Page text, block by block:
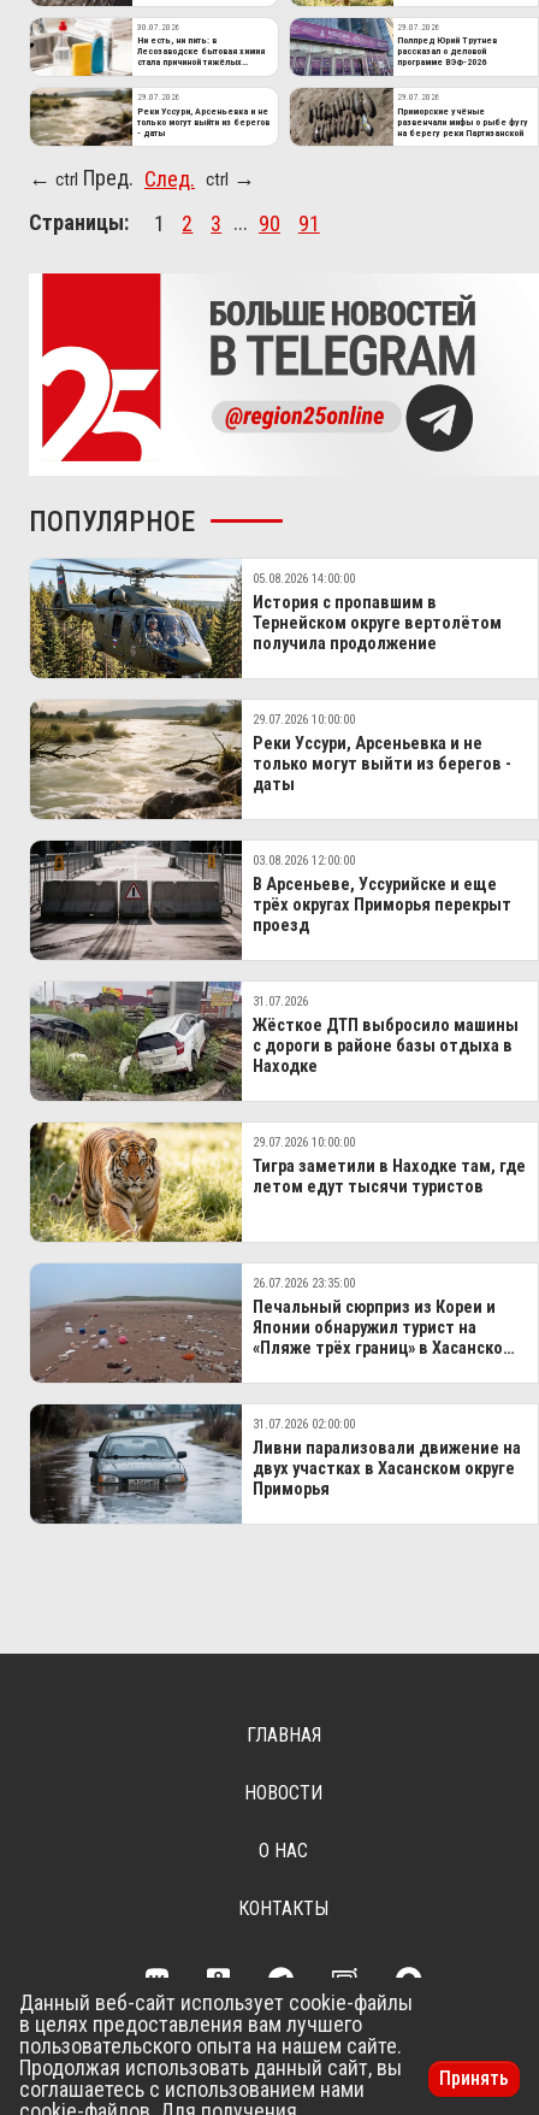
30.07.2026
Ни есть, ни пить: в
Лесозаводске бытовая химия
стала причиной тяжёлых
29.07.2026
Полпред Юрий Трутнев
рассказал о деловой
программе ВЭФ-2026
29.07.2026
Реки Уссури, Арсеньевка и не
только могут выйти из берегов
- даты
29.07.2026
Приморские учёные
развенчали мифы о рыбе фугу
на берегу реки Партизанской
← ctrl Пред. След. ctrl →
Страницы: 1 2 3 ... 90 91
ПОПУЛЯРНОЕ
05.08.2026 14:00:00
История с пропавшим в
Тернейском округе вертолётом
получила продолжение
29.07.2026 10:00:00
Реки Уссури, Арсеньевка и не
только могут выйти из берегов -
даты
03.08.2026 12:00:00
В Арсеньеве, Уссурийске и еще
трёх округах Приморья перекрыт
проезд
31.07.2026
Жёсткое ДТП выбросило машины
с дороги в районе базы отдыха в
Находке
29.07.2026 10:00:00
Тигра заметили в Находке там, где
летом едут тысячи туристов
26.07.2026 23:35:00
Печальный сюрприз из Кореи и
Японии обнаружил турист на
«Пляже трёх границ» в Хасанском
31.07.2026 02:00:00
Ливни парализовали движение на
двух участках в Хасанском округе
Приморья
ГЛАВНАЯ
НОВОСТИ
О НАС
КОНТАКТЫ
Разработка сайта –Vladweb
Данный веб-сайт использует cookie-файлы
в целях предоставления вам лучшего
пользовательского опыта на нашем сайте.
Продолжая использовать данный сайт, вы
соглашаетесь с использованием нами
Принять